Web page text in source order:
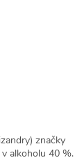
značky
alkoholu 40 %.